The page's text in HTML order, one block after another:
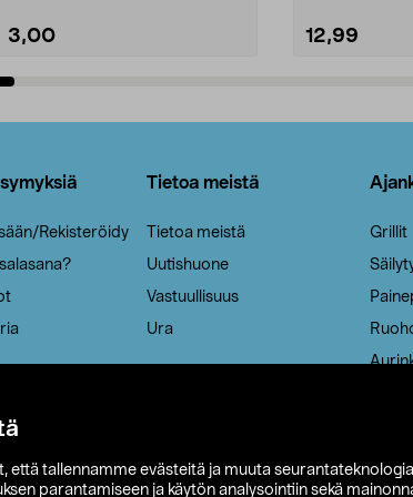
että tallennamme evästeitä ja muuta
parantamiseen ja käytön analysointiin sekä
3,00 12,99
Rekisteröidy
Tietoa meistä
Tietoa meistä
Uutishuone
Vastuullisuus
Ura
Grillit